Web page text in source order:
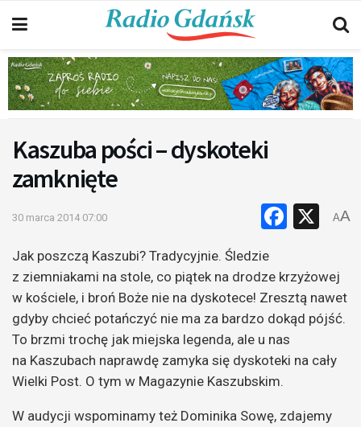
Kaszuba pości – dyskoteki
zamknięte
30 marca 2014 07:00 X
AA
Jak poszczą Kaszubi? Tradycyjnie. Śledzie
z ziemniakami na stole, co piątek na drodze krzyżowej
w kościele, i broń Boże nie na dyskotece! Zresztą nawet
gdyby chcieć potańczyć nie ma za bardzo dokąd pójść.
To brzmi trochę jak miejska legenda, ale u nas
na Kaszubach naprawdę zamyka się dyskoteki na cały
Wielki Post. O tym w Magazynie Kaszubskim.
W audycji wspominamy też Dominika Sowę, zdajemy